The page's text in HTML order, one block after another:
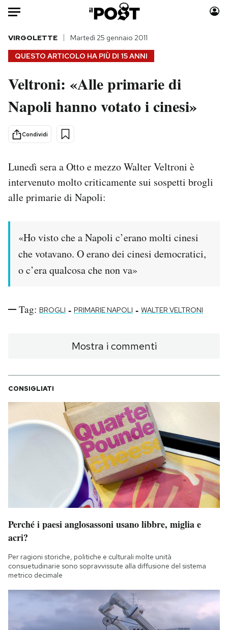
Auto
HOME
Italia
Politica
Tecnologia
Internet
Cultura
Economia
Sport
Moda
Consumismi
Europa
Altrecose
I MIEI PREFERITI
AREA PERSONALE
Area Personale
Notifiche mobile
Hai bisogno di aiuto?
QUESTO ARTICOLO HA PIÙ DI 15 ANNI
VIRGOLETTE Martedì 25 gennaio 2011
Veltroni: «Alle primarie di
Napoli hanno votato i cinesi»
Condividi
Lunedì sera a Otto e mezzo Walter Veltroni è
intervenuto molto criticamente sui sospetti brogli
alle primarie di Napoli:
«Ho visto che a Napoli c’erano molti cinesi
che votavano. O erano dei cinesi democratici,
o c’era qualcosa che non va»
Tag: BROGLI - PRIMARIE NAPOLI - WALTER VELTRONI
Mostra i commenti
CONSIGLIATI
Perché i paesi anglosassoni usano libbre, miglia e
acri?
Per ragioni storiche, politiche e culturali molte unità
consuetudinarie sono sopravvissute alla diffusione del sistema
metrico decimale